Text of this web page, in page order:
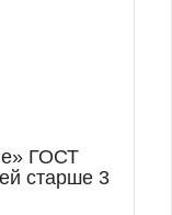
ГОСТ
старше 3